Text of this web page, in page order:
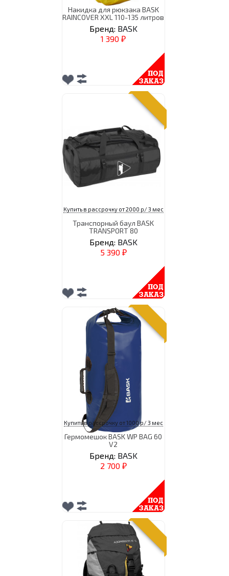
Накидка для рюкзака BASK
RAINCOVER XXL 110-135 литров
Бренд: BASK
1 390 ₽
Купить в рассрочку от 2000 р/ 3 мес
Транспорный баул BASK
TRANSPORT 80
Бренд: BASK
5 390 ₽
Купить в рассрочку от 1000 р/ 3 мес
Гермомешок BASK WP BAG 60
V2
Бренд: BASK
2 700 ₽